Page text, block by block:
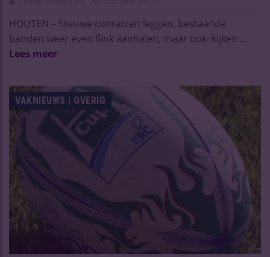
HOUTEN – Nieuwe contacten leggen, bestaande
banden weer even flink aanhalen, maar ook: kijken ...
Lees meer
VAKNIEUWS | OVERIG